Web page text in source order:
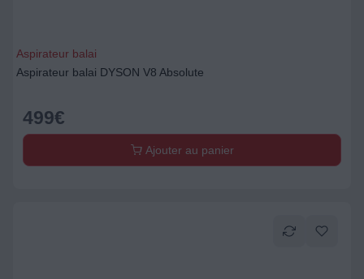
Aspirateur balai
Aspirateur balai DYSON V8 Absolute
499€
Ajouter au panier